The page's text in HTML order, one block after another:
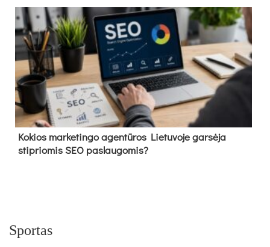
Kokios marketingo agentūros Lietuvoje garsėja
stipriomis SEO paslaugomis?
Sportas